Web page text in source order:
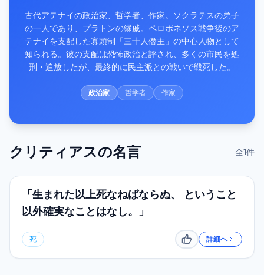
古代アテナイの政治家、哲学者、作家。ソクラテスの弟子
の一人であり、プラトンの縁戚。ペロポネソス戦争後のア
テナイを支配した寡頭制「三十人僭主」の中心人物として
知られる。彼の支配は恐怖政治と評され、多くの市民を処
刑・追放したが、最終的に民主派との戦いで戦死した。
政治家 哲学者 作家
クリティアスの名言 全1件
「生まれた以上死なねばならぬ、 ということ
以外確実なことはなし。」
死 いいね詳細へ